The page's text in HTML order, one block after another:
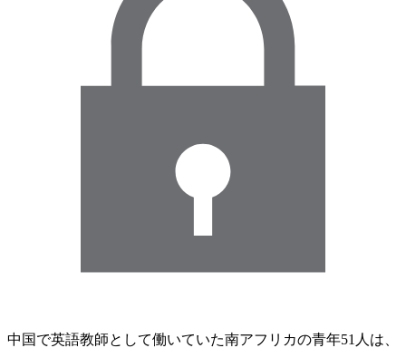
中国で英語教師として働いていた南アフリカの青年51人は、